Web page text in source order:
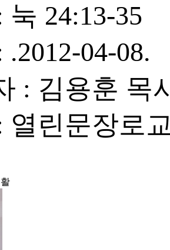
눅 24:13-35
.2012-04-08.
: 김용훈 목
열린문장로